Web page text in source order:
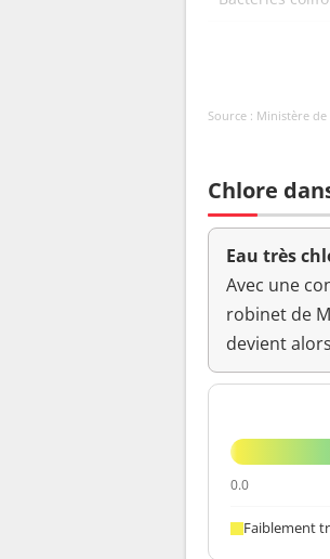
Odeur
pH
Température
Source : Ministère de
Chlore
Eau très
Avec une
robinet de
devient
0.0
Faiblement